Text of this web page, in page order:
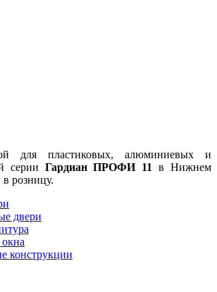
для пластиковых, алюминиевых и
серии Гардиан ПРОФИ 11
в Нижнем
розницу.
двери
конструкции